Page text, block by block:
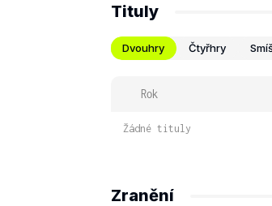
Tituly
Dvouhry Čtyřhry
Rok
Žádné tituly
Zranění